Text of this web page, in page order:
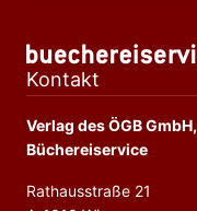
Kontakt
Verlag des ÖGB GmbH,
Büchereiservice
Rathausstraße 21